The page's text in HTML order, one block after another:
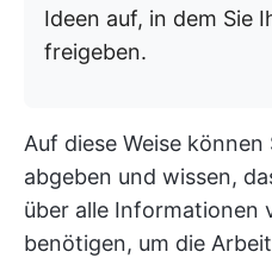
Ideen auf, in dem Sie
freigeben.
Auf diese Weise
abgeben und wissen,
über alle Informationen
benötigen, um die